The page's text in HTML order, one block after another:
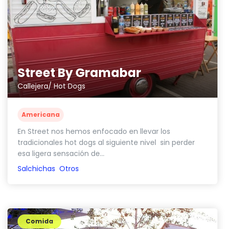
Street By Gramabar
Callejera/ Hot Dogs
Americana
En Street nos hemos enfocado en llevar los
tradicionales hot dogs al siguiente nivel sin perder
esa ligera sensación de...
Salchichas Otros
Comida